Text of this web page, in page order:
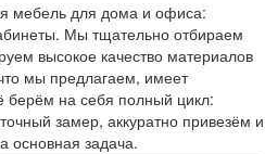
мебель для дома и офиса:
Мы тщательно отбираем
высокое качество материалов
мы предлагаем, имеет
на себя полный цикл:
замер, аккуратно привезём и
задача.